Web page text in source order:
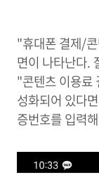
"휴대폰 결제/
면이 나타난다.
"콘텐츠 이용료
성화되어 있다
증번호를 입력